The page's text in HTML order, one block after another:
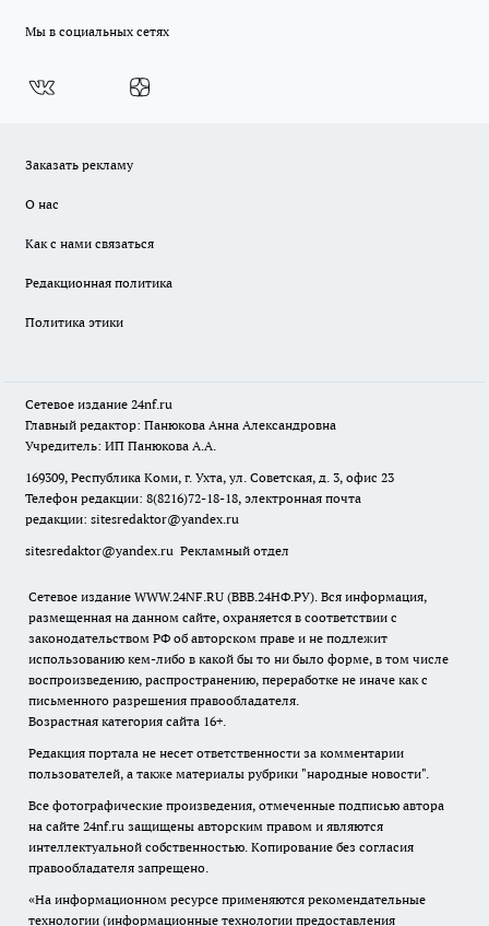
Мы в социальных сетях
Заказать рекламу
О нас
Как с нами связаться
Редакционная политика
Политика этики
Сетевое издание 24nf.ru
Главный редактор: Панюкова Анна Александровна
Учредитель: ИП Панюкова А.А.
169309, Республика Коми, г. Ухта, ул. Советская, д. 3, офис 23
Телефон редакции: 8(8216)72-18-18, электронная почта
редакции: sitesredaktor@yandex.ru
sitesredaktor@yandex.ru Рекламный отдел
Сетевое издание WWW.24NF.RU (ВВВ.24НФ.РУ). Вся информация,
размещенная на данном сайте, охраняется в соответствии с
законодательством РФ об авторском праве и не подлежит
использованию кем-либо в какой бы то ни было форме, в том числе
воспроизведению, распространению, переработке не иначе как с
письменного разрешения правообладателя.
Возрастная категория сайта 16+.
Редакция портала не несет ответственности за комментарии
пользователей, а также материалы рубрики "народные новости".
Все фотографические произведения, отмеченные подписью автора
на сайте 24nf.ru защищены авторским правом и являются
интеллектуальной собственностью. Копирование без согласия
правообладателя запрещено.
«На информационном ресурсе применяются рекомендательные
технологии (информационные технологии предоставления